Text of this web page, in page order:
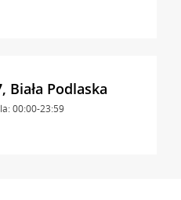
Biała Podlaska
00:00-23:59